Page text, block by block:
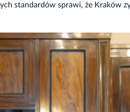
standardów sprawi, że Kraków